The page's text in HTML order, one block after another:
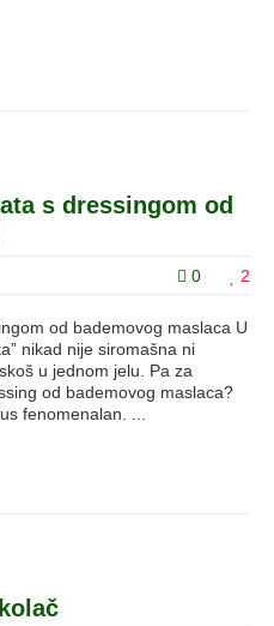
s dressingom od
0 2
od bademovog maslaca U
nikad nije siromašna ni
u jednom jelu. Pa za
od bademovog maslaca?
fenomenalan. ...